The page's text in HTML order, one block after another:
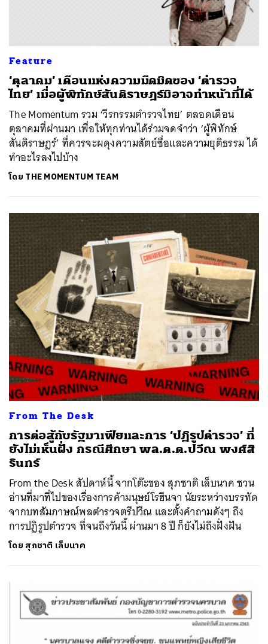
Feature
‘ตุลาคม’ เดือนแห่งความมืดมิดของ ‘ตำรวจ
ไทย’ เมื่อผู้พิทักษ์สันติราษฎร์มิอาจทำหน้าที่ได้
The Momentum รวม ‘วีรกรรมตำรวจไทย’ ตลอดเดือน
ตุลาคมที่ผ่านมา เพื่อให้ทุกท่านได้ร่วมจดจำว่า ‘ผู้พิทักษ์
สันติราษฎร์’ ที่ควรจะผดุงความสัตย์ซื่อและความยุติธรรม ได้
ทำอะไรลงไปบ้าง
โดย THE MOMENTUM TEAM
From The Desk
การต่อสู้กับรัฐมาเฟียและการ ‘ปฏิรูปตำรวจ’ ที่
ยังไม่เห็นฝั่ง กรณีศึกษา พล.ต.ต.ปวีณ พงศ์สิ
รินทร์
From the Desk สัปดาห์นี้ จากโต๊ะของ สุภชาติ เล็บนาค ชวน
อ่านที่มาที่ไปของเรื่องการค้ามนุษย์โรฮีนจา นัยระหว่างบรรทัด
จากบทสัมภาษณ์พลตำรวจตรีปวีณ และตั้งคำถามดังๆ ถึง
การปฏิรูปตำรวจ ที่จนถึงวันนี้ ผ่านมา 8 ปี ก็ยังไม่ถึงฝั่งฝัน
โดย สุภชาติ เล็บนาค
ค้นหา
SHARE TWEET LINE EMAIL